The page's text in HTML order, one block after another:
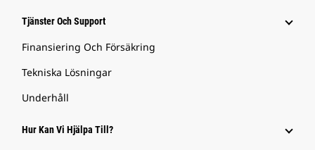
Tjänster Och Support
Finansiering Och Försäkring
Tekniska Lösningar
Underhåll
Hur Kan Vi Hjälpa Till?